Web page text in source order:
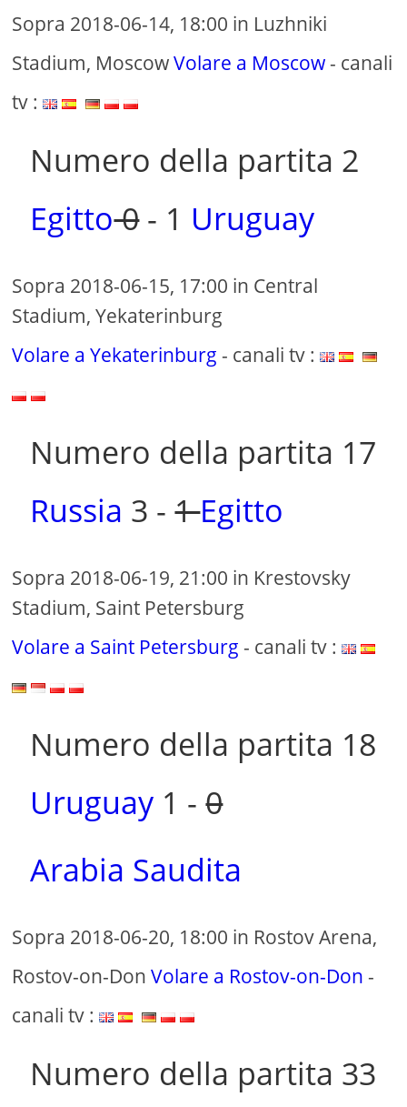
Sopra 2018-06-14, 18:00 in Luzhniki
Stadium, MoscowVolare a Moscow- canali
tv :
Numero della partita 2
Egitto0- 1 Uruguay
Sopra 2018-06-15, 17:00 in Central
Stadium, Yekaterinburg
Volare a Yekaterinburg - canali tv :
Numero della partita 17
Russia 3 -1Egitto
Sopra 2018-06-19, 21:00 in Krestovsky
Stadium, Saint Petersburg
Volare a Saint Petersburg - canali tv :
Numero della partita 18
Uruguay 1 -0
Arabia Saudita
Sopra 2018-06-20, 18:00 in Rostov Arena,
Rostov-on-DonVolare a Rostov-on-Don -
canali tv :
Numero della partita 33